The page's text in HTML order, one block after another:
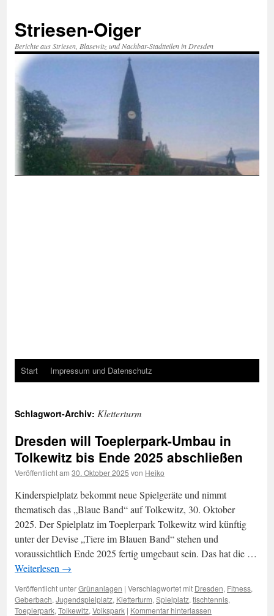
springen
Striesen-Oiger
Berichte aus Striesen, Blasewitz und Nachbar-Stadtteilen in Dresden
Start Impressum und Datenschutz
Schlagwort-Archiv: Kletterturm
Dresden will Toeplerpark-Umbau in
Tolkewitz bis Ende 2025 abschließen
Veröffentlicht am 30. Oktober 2025 von Heiko
Kinderspielplatz bekommt neue Spielgeräte und nimmt
thematisch das „Blaue Band“ auf Tolkewitz, 30. Oktober
2025. Der Spielplatz im Toeplerpark Tolkewitz wird künftig
unter der Devise „Tiere im Blauen Band“ stehen und
voraussichtlich Ende 2025 fertig umgebaut sein. Das hat die …
Weiterlesen →
Veröffentlicht unterGrünanlagen | Verschlagwortet mit Dresden, Fitness,
Geberbach, Jugendspielplatz, Kletterturm, Spielplatz, tischtennis,
Toeplerpark, Tolkewitz, Volkspark | Kommentar hinterlassen